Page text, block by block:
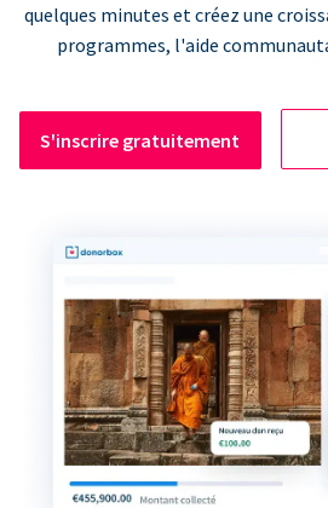
quelques minutes et créez une
programmes, l'aide
S'inscrire gratuitement